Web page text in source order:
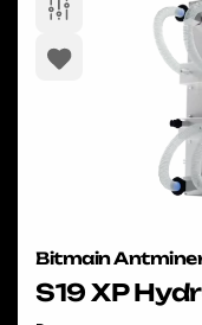
Bitmain
S19 XP